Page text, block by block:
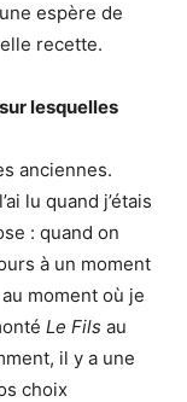
espère de
recette.
lesquelles
anciennes.
lu quand j’étais
: quand on
à un moment
au moment où je
Le Fils au
il y a une
choix